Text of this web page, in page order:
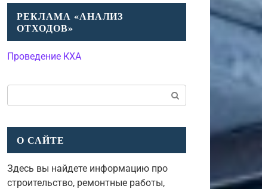
РЕКЛАМА «АНАЛИЗ
ОТХОДОВ»
Проведение КХА
О САЙТЕ
Здесь вы найдете информацию про
строительство, ремонтные работы,